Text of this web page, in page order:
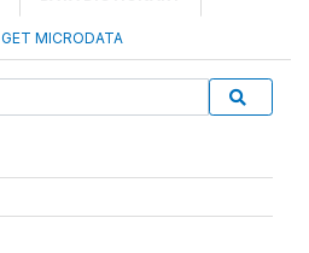
GET MICRODATA